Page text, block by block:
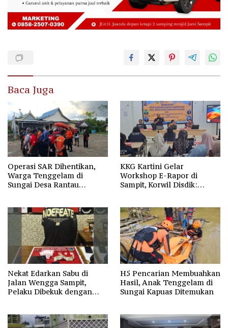
Baca Juga
Operasi SAR Dihentikan,
Warga Tenggelam di
Sungai Desa Rantau
KKG Kartini Gelar
Workshop E-Rapor di
Sampit, Korwil Disdik:
Nekat Edarkan Sabu di
Jalan Wengga Sampit,
Pelaku Dibekuk dengan
H5 Pencarian Membuahkan
Hasil, Anak Tenggelam di
Sungai Kapuas Ditemukan